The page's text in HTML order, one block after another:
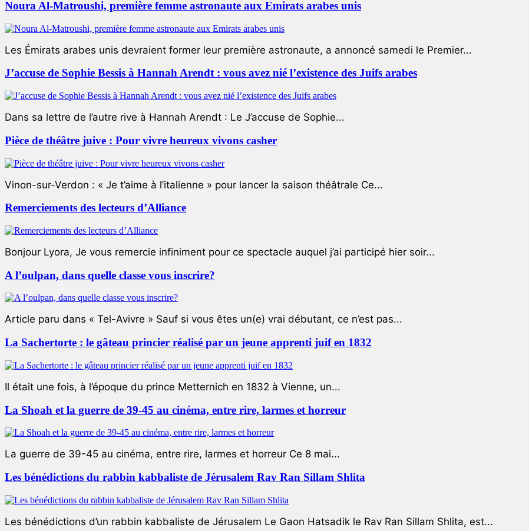
Noura Al-Matroushi, première femme astronaute aux Emirats arabes unis
Les Émirats arabes unis devraient former leur première astronaute, a annoncé samedi le Premier...
J’accuse de Sophie Bessis à Hannah Arendt : vous avez nié l’existence des Juifs arabes
Dans sa lettre de l’autre rive à Hannah Arendt : Le J’accuse de Sophie...
Pièce de théâtre juive : Pour vivre heureux vivons casher
Vinon-sur-Verdon : « Je t’aime à l’italienne » pour lancer la saison théâtrale Ce...
Remerciements des lecteurs d’Alliance
Bonjour Lyora, Je vous remercie infiniment pour ce spectacle auquel j’ai participé hier soir...
A l’oulpan, dans quelle classe vous inscrire?
Article paru dans « Tel-Avivre » Sauf si vous êtes un(e) vrai débutant, ce n’est pas...
La Sachertorte : le gâteau princier réalisé par un jeune apprenti juif en 1832
Il était une fois, à l’époque du prince Metternich en 1832 à Vienne, un...
La Shoah et la guerre de 39-45 au cinéma, entre rire, larmes et horreur
La guerre de 39-45 au cinéma, entre rire, larmes et horreur Ce 8 mai...
Les bénédictions du rabbin kabbaliste de Jérusalem Rav Ran Sillam Shlita
Les bénédictions d’un rabbin kabbaliste de Jérusalem Le Gaon Hatsadik le Rav Ran Sillam Shlita, est...